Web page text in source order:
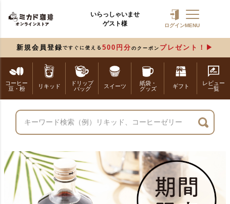
いらっしゃいませ
ゲスト様
ログインMENU
新規会員登録 ですぐに使える 500円分 のクーポン プレゼント！
コーヒー
豆・粉
リキッド
ドリップ
バッグ
スイーツ
紙袋・
グッズ
ギフト
レビュー
一覧